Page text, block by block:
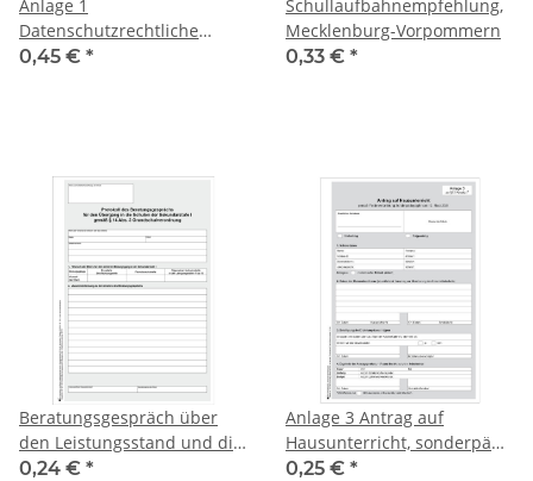
Anlage 1
Datenschutzrechtliche
Information für
0,45 € *
Schullaufbahnempfehlung,
Mecklenburg-Vorpommern
0,33 € *
Beratungsgespräch über
den Leistungsstand und die
Lernentwicklung zum Ende
0,24 € *
Anlage 3 Antrag auf
Hausunterricht, sonderpäd.
Förderbedarf M-V
0,25 € *